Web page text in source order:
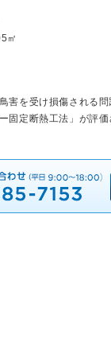
㎡
害を受け損傷される
固定断熱工法」が評